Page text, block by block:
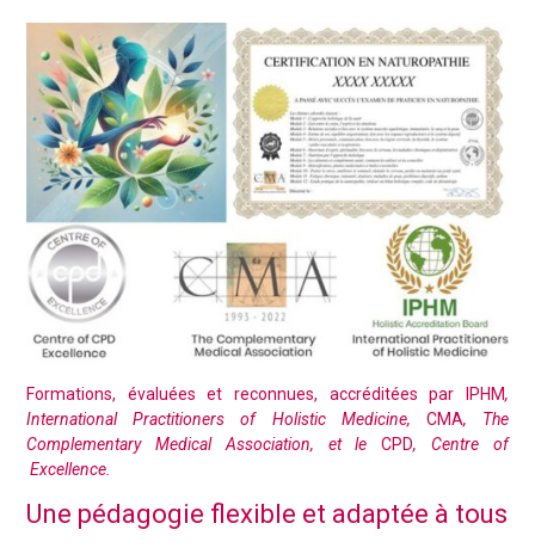
Formations, évaluées et reconnues, accréditées par IPHM,
International Practitioners of Holistic Medicine, CMA, The
Complementary Medical Association, et leCPD, Centre of
Excellence.
Une pédagogie flexible et adaptée à tous